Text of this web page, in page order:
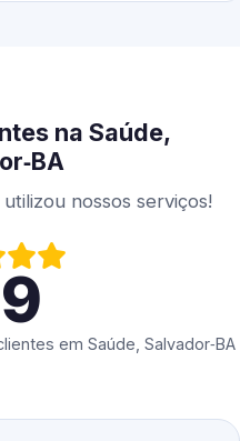
na Saúde,
nossos serviços!
em Saúde, Salvador‑BA